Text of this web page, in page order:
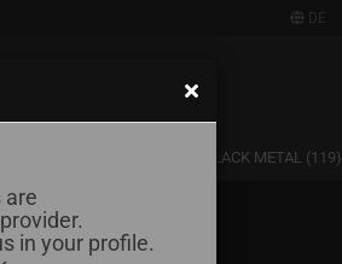
are
in your profile.
DE
SAARLAND BLACK METAL (119)